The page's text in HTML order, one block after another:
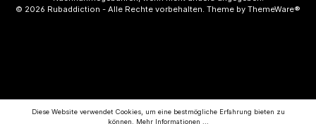
© 2026 Rubaddiction - Alle Rechte vorbehalten. Theme by ThemeWare®
Diese Website verwendet Cookies, um eine bestmögliche Erfahrung bieten zu
können.
Mehr Informationen ...